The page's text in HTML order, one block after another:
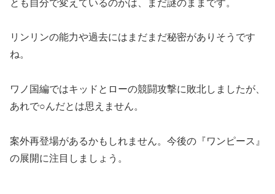
とも自分で変えているのかは、まだ謎のままです。
リンリンの能力や過去にはまだまだ秘密がありそうです
ね。
ワノ国編ではキッドとローの競闘攻撃に敗北しましたが、
あれで○んだとは思えません。
案外再登場があるかもしれません。今後の『ワンピース』
の展開に注目しましょう。